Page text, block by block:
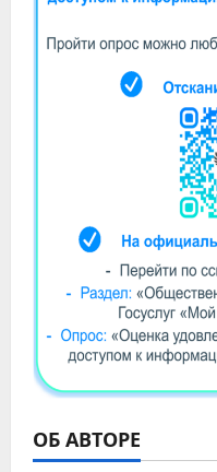
ОБ АВТОРЕ